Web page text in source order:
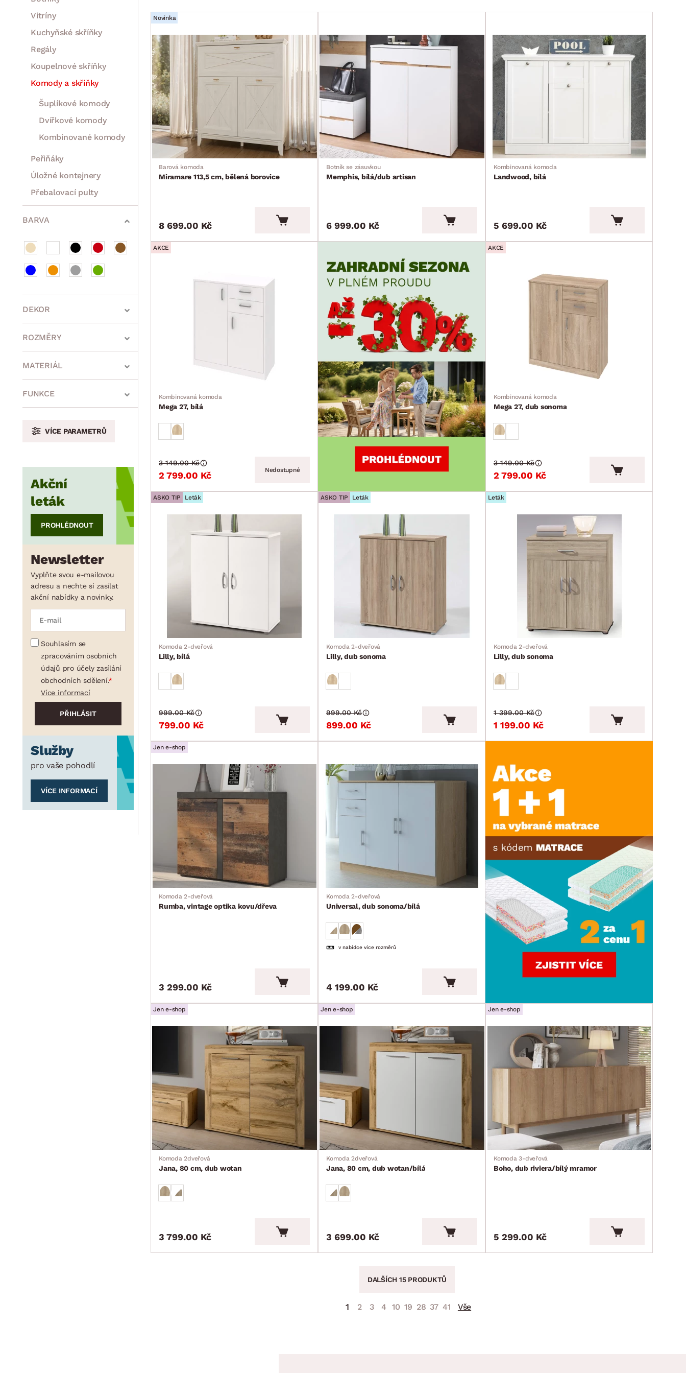
Vitríny
Kuchyňské skříňky
Regály
Koupelnové skříňky
Komody a skříňky
Šuplíkové komody
Dvířkové komody
Kombinované komody
Peřiňáky
Úložné kontejnery
Přebalovací pulty
Bytové doplňky
Sedací soupravy a pohovky
Sestavy a stěny
Drobný nábytek
Spotřebiče
BARVA
DEKOR
ROZMĚRY
min.
min. cm max.
min. cm cm
MATERIÁL
FUNKCE
VÍCE PARAMETRŮ
Akční
leták
PROHLÉDNOUT
Newsletter
Vyplňte svou e-mailovou
adresu a nechte si zasílat
akční nabídky a novinky.
Souhlasím se
zpracováním osobních
údajů pro účely zasílání
obchodních sdělení.
Více informací
Služby
pro vaše pohodlí
VÍCE INFORMACÍ
Novinka
Barová komoda
Miramare 113,5 cm, bělená borovice
8 699.00 Kč
Botník se zásuvkou
Memphis, bílá/dub artisan
6 999.00 Kč
Kombinovaná komoda
Landwood, bílá
5 699.00 Kč
AKCE
Kombinovaná komoda
Mega 27, bílá
2 799.00 Kč
3 149.00 Kč
Nedostupné
AKCE
Kombinovaná komoda
Mega 27, dub sonoma
2 799.00 Kč
3 149.00 Kč
ASKO TIP Leták
Komoda 2-dveřová
Lilly, bílá
799.00 Kč
999.00 Kč
ASKO TIP Leták
Komoda 2-dveřová
Lilly, dub sonoma
899.00 Kč
999.00 Kč
Leták
Komoda 2-dveřová
Lilly, dub sonoma
1 199.00 Kč
1 399.00 Kč
Jen e-shop
Komoda 2-dveřová
Rumba, vintage optika kovu/dřeva
3 299.00 Kč
Komoda 2-dveřová
Universal, dub sonoma/bílá
v nabídce více rozměrů
4 199.00 Kč
Jen e-shop
Komoda 2dveřová
Jana, 80 cm, dub wotan
3 799.00 Kč
Jen e-shop
Komoda 2dveřová
Jana, 80 cm, dub wotan/bílá
3 699.00 Kč
Jen e-shop
Komoda 3-dveřová
Boho, dub riviera/bílý mramor
5 299.00 Kč
DALŠÍCH 15 PRODUKTŮ
1 2 3 4 10 19 28 37 41 Vše